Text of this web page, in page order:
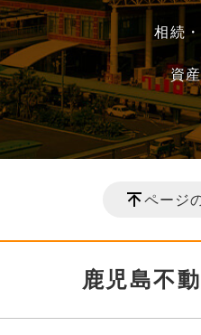
相続
資
ページ
鹿児島不